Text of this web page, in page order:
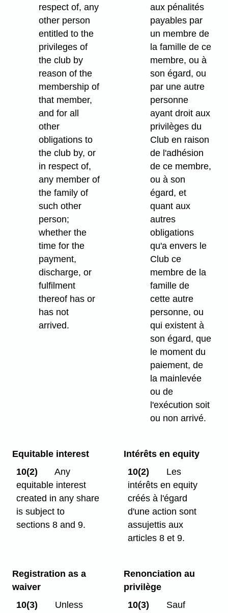
respect of, any
other person
entitled to the
privileges of
the club by
reason of the
membership of
that member,
and for all
other
obligations to
the club by, or
in respect of,
any member of
the family of
such other
person;
whether the
time for the
payment,
discharge, or
fulfilment
thereof has or
has not
arrived.
aux pénalités
payables par
un membre de
la famille de ce
membre, ou à
son égard, ou
par une autre
personne
ayant droit aux
privilèges du
Club en raison
de l'adhésion
de ce membre,
ou à son
égard, et
quant aux
autres
obligations
qu'a envers le
Club ce
membre de la
famille de
cette autre
personne, ou
qui existent à
son égard, que
le moment du
paiement, de
la mainlevée
ou de
l'exécution soit
ou non arrivé.
Equitable interest
10(2)
Any
equitable interest
created in any share
is subject to
sections 8 and 9.
Intérêts en equity
10(2)
Les
intérêts en equity
créés à l'égard
d'une action sont
assujettis aux
articles 8 et 9.
Registration as a
waiver
10(3)
Unless
Renonciation au
privilège
10(3)
Sauf